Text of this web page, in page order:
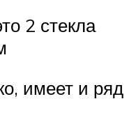
2 стекла
имеет и ряд